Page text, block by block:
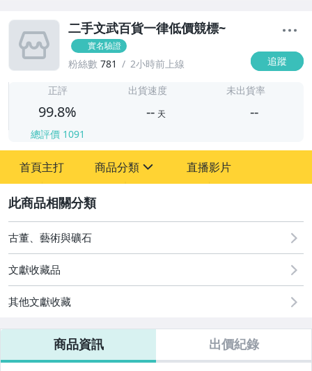
二手文武百貨一律低價競標~
實名驗證
粉絲數 781 2小時前上線 追蹤
正評
99.8%
總評價 1091
出貨速度
-- 天
未出貨率
--
首頁主打 商品分類
古董、藝術與礦石
玩具、模型與公仔
直播影片
古董、藝術與礦石
文獻收藏品
其他文獻收藏
商品資訊 出價紀錄